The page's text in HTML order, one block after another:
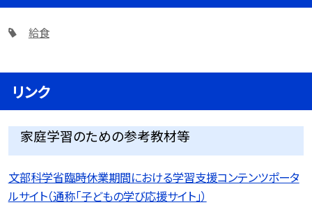
給食
リンク
家庭学習のための参考教材等
文部科学省臨時休業期間における学習支援コンテンツポータ
ルサイト（通称「子どもの学び応援サイト」）